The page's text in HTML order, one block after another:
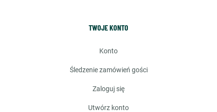
TWOJE KONTO
konto
śledzenie zamówień gości
zaloguj się
utwórz konto